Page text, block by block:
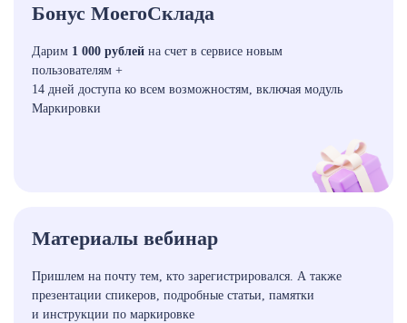
Бонус МоегоСклада
Дарим 1 000 рублей на счет в сервисе новым
пользователям +
14 дней доступа ко всем возможностям, включая модуль
Маркировки
Материалы вебинар
Пришлем на почту тем, кто зарегистрировался. А также
презентации спикеров, подробные статьи, памятки
и инструкции по маркировке